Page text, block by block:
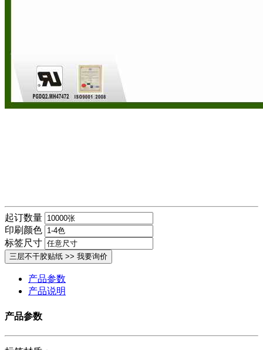
起订数量
印刷颜色
标签尺寸
产品参数
产品说明
产品参数